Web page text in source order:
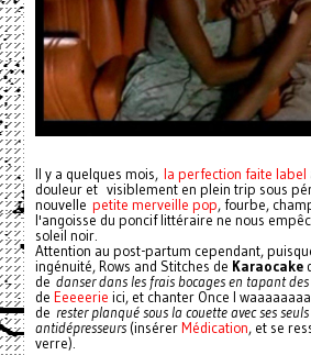
Il y a quelques mois, la perfection faite label
douleur et visiblement en plein trip sous
nouvelle petite merveille pop, fourbe,
l'angoisse du poncif littéraire ne nous
soleil noir.
Attention au post-partum cependant,
ingénuité, Rows and Stitches de Karaocake
de danser dans les frais bocages en tapant
de Eeeeerie ici, et chanter Once I
de rester planqué sous la couette avec ses
antidépresseurs(insérerMédication, et se
verre).